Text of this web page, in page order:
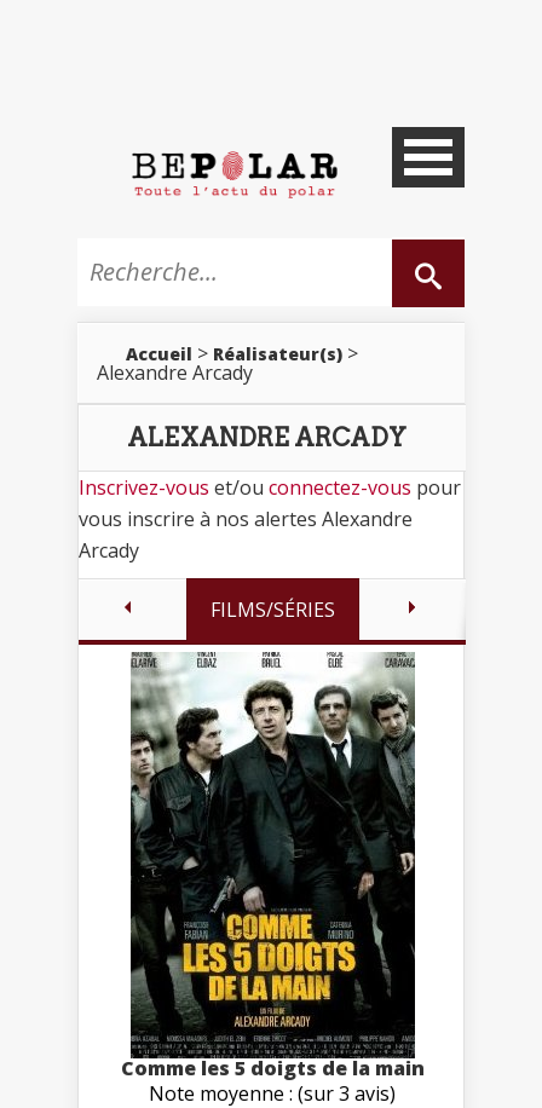
Accueil > Réalisateur(s) >
Alexandre Arcady
ALEXANDRE ARCADY
Inscrivez-vous et/ou connectez-vous pour
vous inscrire à nos alertes Alexandre
Arcady
FILMS/SÉRIES
Comme les 5 doigts de la main
Note moyenne : (sur 3 avis)